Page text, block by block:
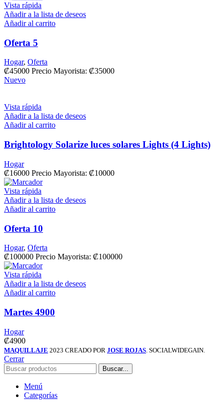
Vista rápida
Añadir a la lista de deseos
Añadir al carrito
Oferta 5
Hogar, Oferta
₡45000 Precio Mayorista: ₡35000
Nuevo
Vista rápida
Añadir a la lista de deseos
Añadir al carrito
Brightology Solarize luces solares Lights (4 Lights)
Hogar
₡16000 Precio Mayorista: ₡10000
Vista rápida
Añadir a la lista de deseos
Añadir al carrito
Oferta 10
Hogar, Oferta
₡100000 Precio Mayorista: ₡100000
Vista rápida
Añadir a la lista de deseos
Añadir al carrito
Martes 4900
Hogar
₡4900
MAQUILLAJE 2023 CREADO POR JOSE ROJAS . SOCIALWIDEGAIN.
Cerrar
Buscar...
Menú
Categorías